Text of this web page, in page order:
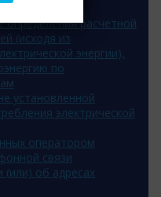
расчетной
(исходя из
энергии),
по
установленной
электрической
оператором
связи
(или) об адресах